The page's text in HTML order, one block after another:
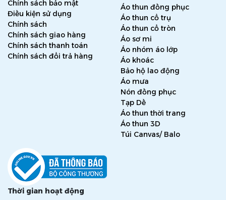
Chính sách bảo mật
Điều kiện sử dụng
Chính sách
Chính sách giao hàng
Chính sách thanh toán
Chính sách đổi trả hàng
Áo thun đồng phục
Áo thun cổ trụ
Áo thun cổ tròn
Áo sơ mi
Áo nhóm áo lớp
Áo khoác
Bảo hộ lao động
Áo mưa
Nón đồng phục
Tạp Dề
Áo thun thời trang
Áo thun 3D
Túi Canvas/ Balo
Thời gian hoạt động